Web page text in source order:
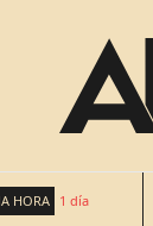
HORA 1 día